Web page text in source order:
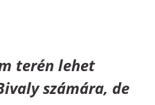
terén lehet
számára, de